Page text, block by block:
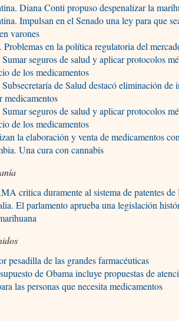
Diana Conti propuso despenalizar la
Impulsan en el Senado una ley para que
varones
Problemas en la política regulatoria del
seguros de salud y aplicar protocolos
de los medicamentos
de Salud destacó eliminación de
medicamentos
seguros de salud y aplicar protocolos
de los medicamentos
la elaboración y venta de medicamentos
Una cura con cannabis
critica duramente al sistema de patentes de
El parlamento aprueba una legislación
pesadilla de las grandes farmacéuticas
de Obama incluye propuestas de
las personas que necesita medicamentos